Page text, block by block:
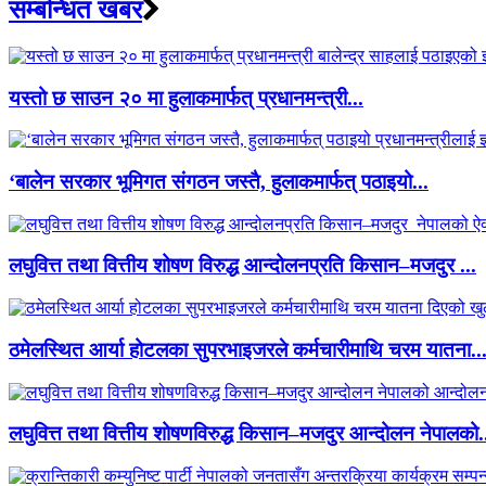
सम्बन्धित खबर
यस्तो छ साउन २० मा हुलाकमार्फत् प्रधानमन्त्री...
‘बालेन सरकार भूमिगत संगठन जस्तै, हुलाकमार्फत् पठाइयो...
लघुवित्त तथा वित्तीय शोषण विरुद्ध आन्दोलनप्रति किसान–मजदुर ...
ठमेलस्थित आर्या होटलका सुपरभाइजरले कर्मचारीमाथि चरम यातना...
लघुवित्त तथा वित्तीय शोषणविरुद्ध किसान–मजदुर आन्दोलन